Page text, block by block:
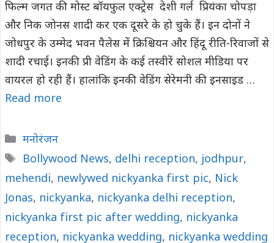
फिल्म जगत की मोस्ट बॉयफुल एक्ट्रेस देशी गर्ल प्रियंका चोपड़ा
और निक जोनस शादी कर एक दूसरे के हो चुके हैं। इन दोनों ने
जोधपुर के उम्मेद भवन पैलेस में क्रिश्चियन और हिंदू रीति-रिवाजों से
शादी रचाई। इनकी प्री वेडिंग के कई तस्वीरें सोशल मीडिया पर
वायरल हो रही हैं। हालांकि इनकी वेडिंग सेरेमनी की इनसाइड …
Read more
Categories
मनोरंजन
Tags
Bollywood News, delhi reception, jodhpur,
mehendi, newlywed nickyanka first pic, Nick
Jonas, nickyanka, nickyanka delhi reception,
nickyanka first pic after wedding, nickyanka
reception, nickyanka wedding, nickyanka wedding